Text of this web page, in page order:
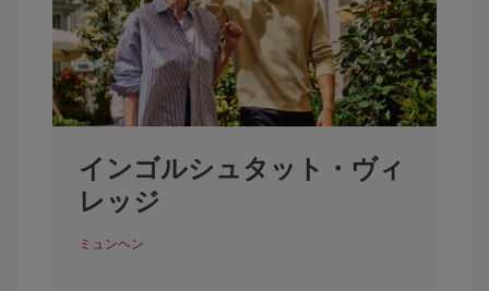
インゴルシュタット・ヴィ
レッジ
ミュンヘン